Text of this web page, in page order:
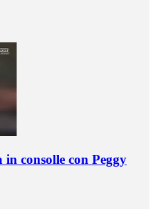
consolle con Peggy